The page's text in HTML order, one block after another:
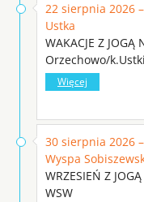
22 sierpnia 2026
Ustka
WAKACJE Z JOGĄ
Orzechowo/
Więcej
30 sierpnia 2026
Wyspa
WRZESIEŃ Z
WSW